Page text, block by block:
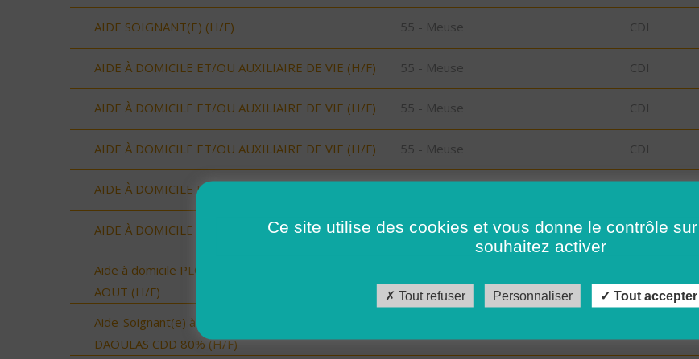
AIDE SOIGNANT(E) (H/F) 55 - Meuse CDI
AIDE À DOMICILE ET/OU AUXILIAIRE DE VIE (H/F) 55 - Meuse CDI
AIDE À DOMICILE ET/OU AUXILIAIRE DE VIE (H/F) 55 - Meuse CDI
AIDE À DOMICILE ET/OU AUXILIAIRE DE VIE (H/F) 55 - Meuse CDI
AIDE À DOMICILE ET/OU AUXILIAIRE DE VIE (H/F)
AIDE À DOMICILE ET/OU AUXILIAIRE DE VIE (H/F) 55 - Meuse CDI
Aide à domicile PLOUGASTEL-DAOULAS- CDD
AOUT (H/F)
Aide-Soignant(e) à Domicile PLOUGASTEL-
DAOULAS CDD 80% (H/F)
Ce site utilise des cookies et vous donne le contrôle
souhaitez activer
Tout refuser Personnaliser Tout accepter